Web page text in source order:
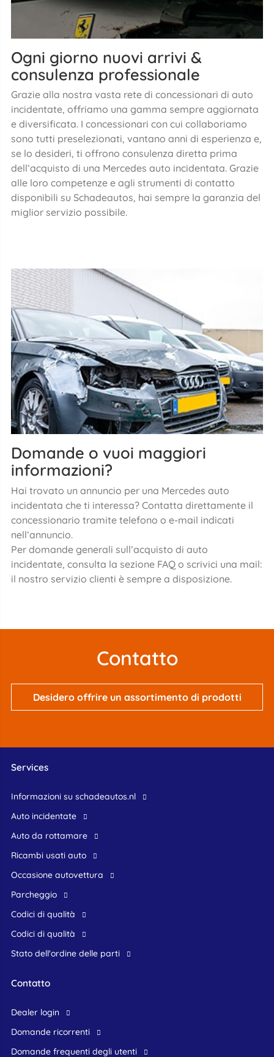
Ogni giorno nuovi arrivi &
consulenza professionale
Grazie alla nostra vasta rete di concessionari di auto
incidentate, offriamo una gamma sempre aggiornata
e diversificata. I concessionari con cui collaboriamo
sono tutti preselezionati, vantano anni di esperienza e,
se lo desideri, ti offrono consulenza diretta prima
dell’acquisto di una Mercedes auto incidentata. Grazie
alle loro competenze e agli strumenti di contatto
disponibili su Schadeautos, hai sempre la garanzia del
miglior servizio possibile.
Domande o vuoi maggiori
informazioni?
Hai trovato un annuncio per una Mercedes auto
incidentata che ti interessa? Contatta direttamente il
concessionario tramite telefono o e-mail indicati
nell’annuncio.
Per domande generali sull’acquisto di auto
incidentate, consulta la sezione FAQ o scrivici una mail:
il nostro servizio clienti è sempre a disposizione.
Contatto
Desidero offrire un assortimento di prodotti
Services
Informazioni su schadeautos.nl
Auto incidentate
Auto da rottamare
Ricambi usati auto
occasione autovettura
Parcheggio
Codici di qualità
Codici di qualità
Stato dell'ordine delle parti
Contatto
dealer login
domande ricorrenti
domande frequenti degli utenti